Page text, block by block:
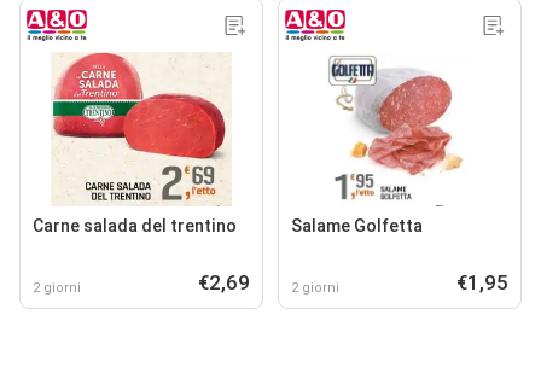
Carne salada del trentino
2 giorni €2,69
Salame Golfetta
2 giorni €1,95